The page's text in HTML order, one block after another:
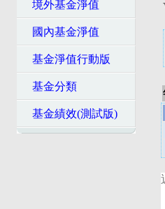
境外基金淨值
國內基金淨值
基金淨值行動版
基金分類
基金績效(測試版)